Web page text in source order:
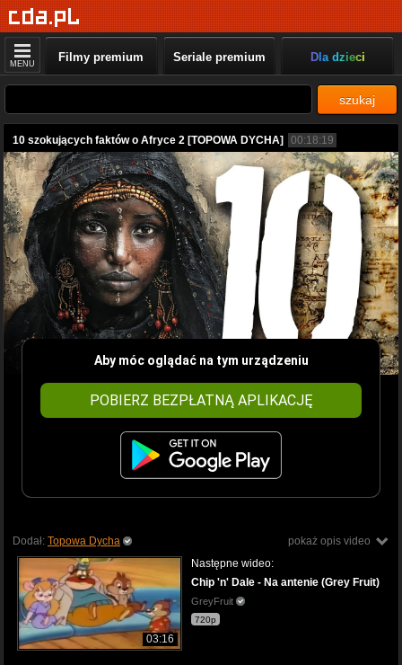
MENU Filmy premium Seriale premium Dla dzieci
szukaj
10 szokujących faktów o Afryce 2 [TOPOWA DYCHA] 00:18:19
Aby móc oglądać na tym urządzeniu
POBIERZ BEZPŁATNĄ APLIKACJĘ
pokaż opis video
Dodał: Topowa Dycha
03:16
Następne wideo:
Chip 'n' Dale - Na antenie (Grey Fruit)
GreyFruit
720p